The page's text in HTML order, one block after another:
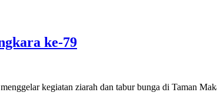
ke-79
kegiatan ziarah dan tabur bunga di Taman